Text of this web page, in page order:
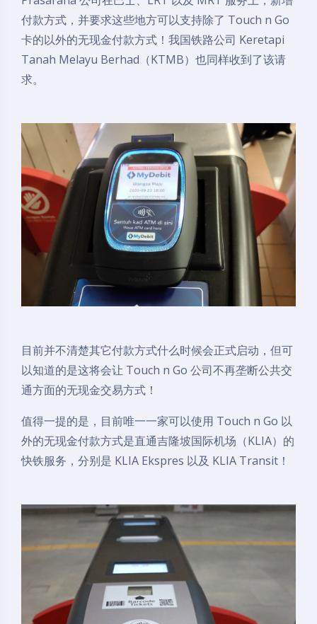
付款方式，并要求这些地方可以支持除了 Touch n Go
卡的以外的无现金付款方式！我国铁路公司 Keretapi
Tanah Melayu Berhad（KTMB）也同样收到了该请
求。
目前并不清楚其它付款方式什么时候会正式启动，但可
以知道的是这将会让 Touch n Go 公司不再垄断公共交
通方面的无现金交易方式！
值得一提的是，目前唯一一家可以使用 Touch n Go 以
外的无现金付款方式是直通吉隆坡国际机场（KLIA）的
快铁服务，分别是 KLIA Ekspres 以及 KLIA Transit！